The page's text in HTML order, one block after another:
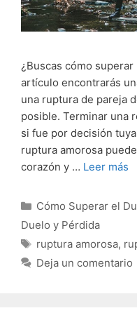
¿Buscas cómo
artículo encontrarás
una ruptura de pareja
posible. Terminar una
si fue por decisión
ruptura amorosa
corazón y … Leer más
Categorías
Cómo Superar el
Duelo y Pérdida
Etiquetas
ruptura amorosa,
Deja un comentario